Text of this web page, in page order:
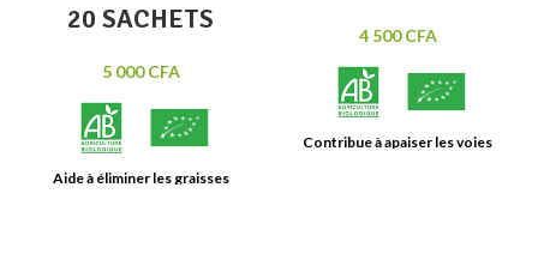
20 SACHETS
5 000CFA
Aide à éliminer les graisses
4 500CFA
Contribue à apaiser les voies